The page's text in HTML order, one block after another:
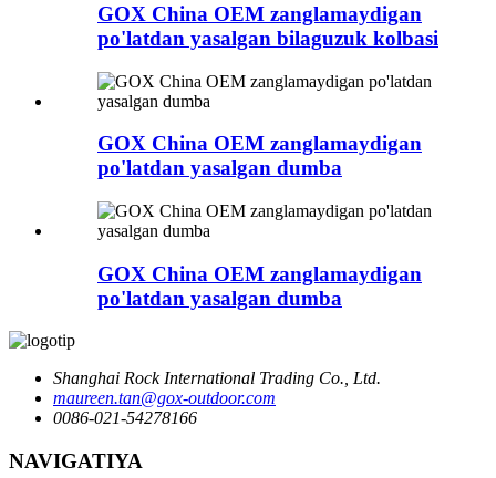
GOX China OEM zanglamaydigan
po'latdan yasalgan bilaguzuk kolbasi
GOX China OEM zanglamaydigan
po'latdan yasalgan dumba
GOX China OEM zanglamaydigan
po'latdan yasalgan dumba
Shanghai Rock International Trading Co., Ltd.
maureen.tan@gox-outdoor.com
0086-021-54278166
NAVIGATIYA